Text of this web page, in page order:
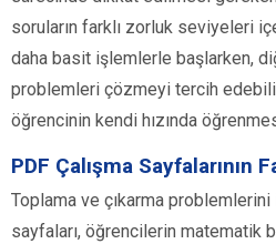
soruların farklı zorluk seviyeleri
daha basit işlemlerle başlarken,
problemleri çözmeyi tercih
öğrencinin kendi hızında
PDF Çalışma Sayfalarının
Toplama ve çıkarma problemlerini
sayfaları, öğrencilerin matematik